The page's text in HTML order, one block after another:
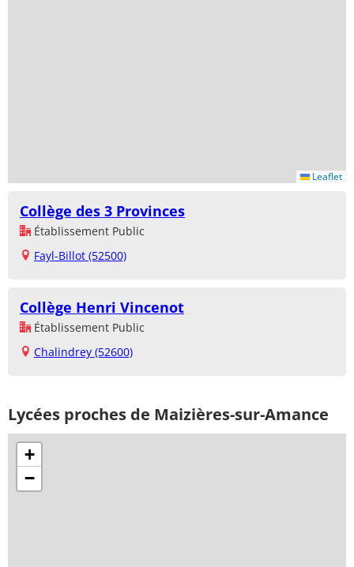
Leaflet
Collège des 3 Provinces
Établissement Public
Fayl-Billot (52500)
Collège Henri Vincenot
Établissement Public
Chalindrey (52600)
Lycées proches de Maizières-sur-Amance
+
−